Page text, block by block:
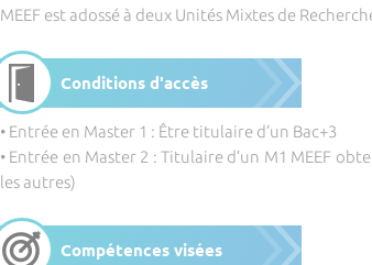
MEEF est adossé à deux Unités Mixtes de
Conditions d'accès
• Entrée en Master 1 : Être titulaire d’un Bac+3
• Entrée en Master 2 : Titulaire d’un M1 MEEF
les autres)
Compétences visées